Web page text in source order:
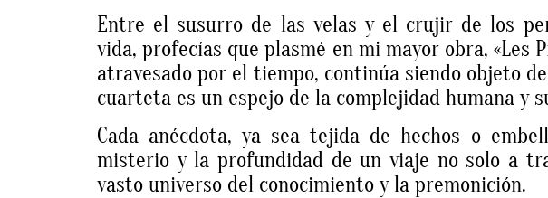
Entre el susurro de las velas y el crujir de los
vida, profecías que plasmé en mi mayor obra, «Les
atravesado por el tiempo, continúa siendo objeto
cuarteta es un espejo de la complejidad humana y
Cada anécdota, ya sea tejida de hechos o
misterio y la profundidad de un viaje no solo a
vasto universo del conocimiento y la premonición.